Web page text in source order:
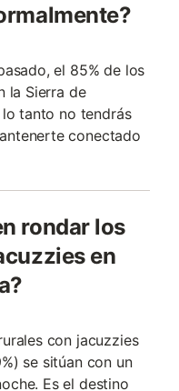
el 85% de los
la Sierra de
tanto no tendrás
conectado
rondar los
en
con jacuzzies
se sitúan con un
Es el destino